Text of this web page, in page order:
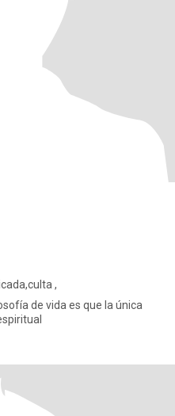
,
de vida es que la única